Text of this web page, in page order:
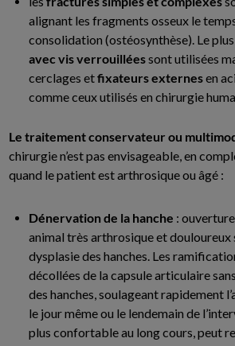
alignant les fragments osseux le
consolidation (ostéosynthèse). Le
avec vis verrouilléessont utilisées
cerclages etfixateurs externesen
comme ceux utilisés en chirurgie
Le traitement conservateur ou
chirurgie n’est pas envisageable, en
quand le patient est arthrosique ou âgé :
Dénervation de la hanche :
animal très arthrosique et
dysplasie des hanches. Les
décollées de la capsule articulaire
des hanches, soulageant rapidement
le jour même ou le lendemain de
plus confortable au long cours, peut